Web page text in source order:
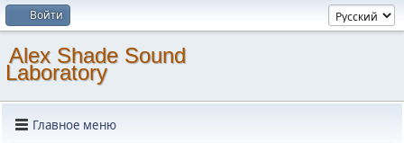
Войти
Alex Shade Sound
Laboratory
Главное меню